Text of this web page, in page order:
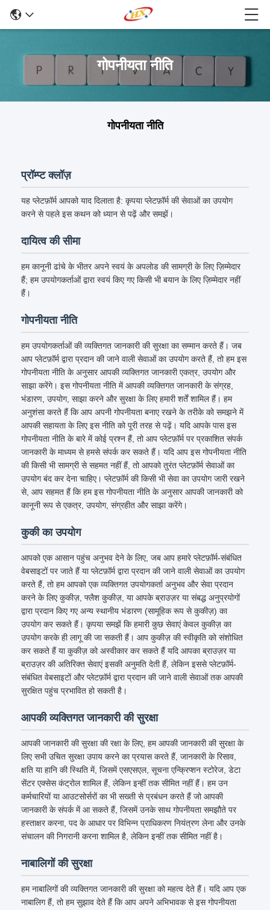
गोपनीयता नीति
गोपनीयता नीति
प्रॉम्प्ट क्लॉज़
यह प्लेटफ़ॉर्म आपको याद दिलाता है: कृपया प्लेटफ़ॉर्म की सेवाओं का उपयोग
करने से पहले इस कथन को ध्यान से पढ़ें और समझें।
दायित्व की सीमा
हम कानूनी ढांचे के भीतर अपने स्वयं के अपलोड की सामग्री के लिए ज़िम्मेदार
हैं; हम उपयोगकर्ताओं द्वारा स्वयं किए गए किसी भी बयान के लिए ज़िम्मेदार नहीं
हैं।
गोपनीयता नीति
हम उपयोगकर्ताओं की व्यक्तिगत जानकारी की सुरक्षा का सम्मान करते हैं। जब
आप प्लेटफ़ॉर्म द्वारा प्रदान की जाने वाली सेवाओं का उपयोग करते हैं, तो हम इस
गोपनीयता नीति के अनुसार आपकी व्यक्तिगत जानकारी एकत्र, उपयोग और
साझा करेंगे। इस गोपनीयता नीति में आपकी व्यक्तिगत जानकारी के संग्रह,
भंडारण, उपयोग, साझा करने और सुरक्षा के लिए हमारी शर्तें शामिल हैं। हम
अनुशंसा करते हैं कि आप अपनी गोपनीयता बनाए रखने के तरीके को समझने में
आपकी सहायता के लिए इस नीति को पूरी तरह से पढ़ें। यदि आपके पास इस
गोपनीयता नीति के बारे में कोई प्रश्न हैं, तो आप प्लेटफ़ॉर्म पर प्रकाशित संपर्क
जानकारी के माध्यम से हमसे संपर्क कर सकते हैं। यदि आप इस गोपनीयता नीति
की किसी भी सामग्री से सहमत नहीं हैं, तो आपको तुरंत प्लेटफ़ॉर्म सेवाओं का
उपयोग बंद कर देना चाहिए। प्लेटफ़ॉर्म की किसी भी सेवा का उपयोग जारी रखने
से, आप सहमत हैं कि हम इस गोपनीयता नीति के अनुसार आपकी जानकारी को
कानूनी रूप से एकत्र, उपयोग, संग्रहीत और साझा करेंगे।
कुकी का उपयोग
आपको एक आसान पहुंच अनुभव देने के लिए, जब आप हमारे प्लेटफ़ॉर्म-संबंधित
वेबसाइटों पर जाते हैं या प्लेटफ़ॉर्म द्वारा प्रदान की जाने वाली सेवाओं का उपयोग
करते हैं, तो हम आपको एक व्यक्तिगत उपयोगकर्ता अनुभव और सेवा प्रदान
करने के लिए कुकीज़, फ्लैश कुकीज़, या आपके ब्राउज़र या संबद्ध अनुप्रयोगों
द्वारा प्रदान किए गए अन्य स्थानीय भंडारण (सामूहिक रूप से कुकीज़) का
उपयोग कर सकते हैं। कृपया समझें कि हमारी कुछ सेवाएं केवल कुकीज़ का
उपयोग करके ही लागू की जा सकती हैं। आप कुकीज़ की स्वीकृति को संशोधित
कर सकते हैं या कुकीज़ को अस्वीकार कर सकते हैं यदि आपका ब्राउज़र या
ब्राउज़र की अतिरिक्त सेवाएं इसकी अनुमति देती हैं, लेकिन इससे प्लेटफ़ॉर्म-
संबंधित वेबसाइटों और प्लेटफ़ॉर्म द्वारा प्रदान की जाने वाली सेवाओं तक आपकी
सुरक्षित पहुंच प्रभावित हो सकती है।
आपकी व्यक्तिगत जानकारी की सुरक्षा
आपकी जानकारी की सुरक्षा की रक्षा के लिए, हम आपकी जानकारी की सुरक्षा के
लिए सभी उचित सुरक्षा उपाय करने का प्रयास करते हैं, जानकारी के रिसाव,
क्षति या हानि की स्थिति में, जिसमें एसएसएल, सूचना एन्क्रिप्शन स्टोरेज, डेटा
सेंटर एक्सेस कंट्रोल शामिल हैं, लेकिन इन्हीं तक सीमित नहीं हैं। हम उन
कर्मचारियों या आउटसोर्सरों का भी सख्ती से प्रबंधन करते हैं जो आपकी
जानकारी के संपर्क में आ सकते हैं, जिसमें उनके साथ गोपनीयता समझौते पर
हस्ताक्षर करना, पद के आधार पर विभिन्न प्राधिकरण नियंत्रण लेना और उनके
संचालन की निगरानी करना शामिल है, लेकिन इन्हीं तक सीमित नहीं है।
नाबालिगों की सुरक्षा
हम नाबालिगों की व्यक्तिगत जानकारी की सुरक्षा को महत्व देते हैं। यदि आप एक
नाबालिग हैं, तो हम सुझाव देते हैं कि आप अपने अभिभावक से इस गोपनीयता